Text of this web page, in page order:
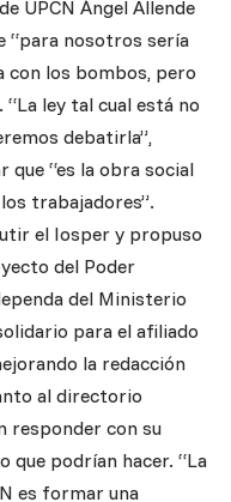
UPCN Ángel Allende
“para nosotros sería
con los bombos, pero
“La ley tal cual está no
debatirla”,
que “es la obra social
trabajadores”.
el Iosper y propuso
del Poder
del Ministerio
para el afiliado
la redacción
al directorio
responder con su
que podrían hacer. “La
es formar una